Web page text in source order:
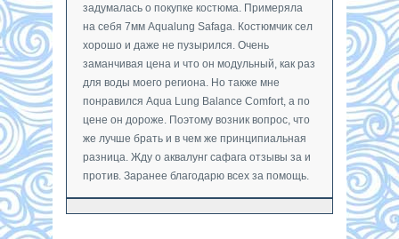
задумалась о покупке костюма. Примеряла
на себя 7мм Aqualung Safaga. Костюмчик сел
хорошо и даже не пузырился. Очень
заманчивая цена и что он модульный, как раз
для воды моего региона. Но также мне
понравился Aqua Lung Balance Comfort, а по
цене он дороже. Поэтому возник вопрос, что
же лучше брать и в чем же принципиальная
разница. Жду о аквалунг сафага отзывы за и
против. Заранее благодарю всех за помощь.